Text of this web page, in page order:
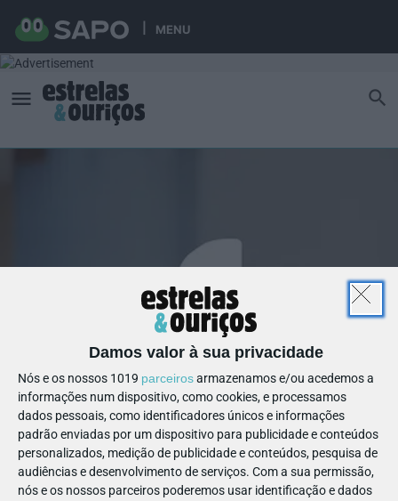
MENU
Damos valor à sua privacidade
Nós e os nossos 1019 parceirosarmazenamos e/ou acedemos a
informações num dispositivo, como cookies, e processamos
dados pessoais, como identificadores únicos e informações
padrão enviadas por um dispositivo para publicidade e conteúdos
personalizados, medição de publicidade e conteúdos, pesquisa de
audiências e desenvolvimento de serviços. Com a sua permissão,
nós e os nossos parceiros poderemos usar identificação e dados